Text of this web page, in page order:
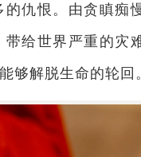
仇恨。由贪瞋痴
给世界严重的灾
够解脱生命的轮回